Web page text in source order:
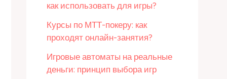
как использовать для игры?
Курсы по МТТ-покеру: как
проходят онлайн-занятия?
Игровые автоматы на реальные
деньги: принцип выбора игр